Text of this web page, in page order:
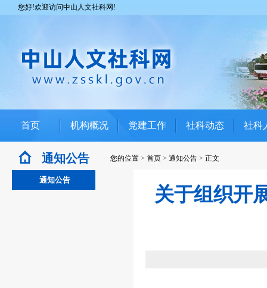
您好!欢迎访问中山人文社科网!
首页 机构概况 党建工作 社科动态 社科
通知公告 您的位置 > 首页 > 通知公告 > 正文
通知公告
关于组织开